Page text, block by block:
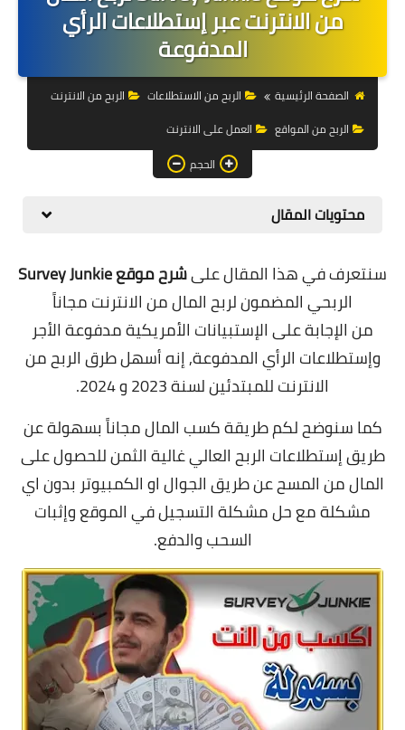
التجارة الالكترونية
التسويق
التداول
وظائف
الكمبيوتر
زيادة متابعين
العملات المشفرة
الاستثمار
من الانترنت عبر إستطلاعات الرأي
المدفوعة
الصفحة الرئيسية الربح من الاستطلاعات
الربح من الانترنت
الربح من المواقع
العمل على الانترنت
الحجم
محتويات المقال
سنتعرف في هذا المقال علىشرح موقع Survey Junkie
الربحي المضمون لربح المال من الانترنت مجاناً
منالإجابة على الإستبيانات الأمريكية مدفوعة الأجر
وإستطلاعات الرأي المدفوعة, إنه أسهل طرق الربح من
الانترنت للمبتدئين لسنة 2023 و 2024.
كما سنوضح لكم طريقة كسب المال مجاناً بسهولة عن
طريق إستطلاعات الربح العالي غالية الثمن للحصول على
المال من المسح عن طريق الجوال او الكمبيوتر بدون اي
مشكلة مع حل مشكلة التسجيل في الموقع وإثبات
السحب والدفع.